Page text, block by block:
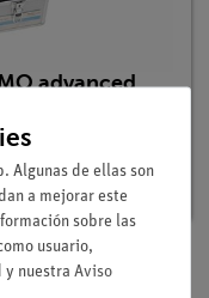
advanced
Algunas de ellas son
a mejorar este
sobre las
usuario,
y nuestra Aviso